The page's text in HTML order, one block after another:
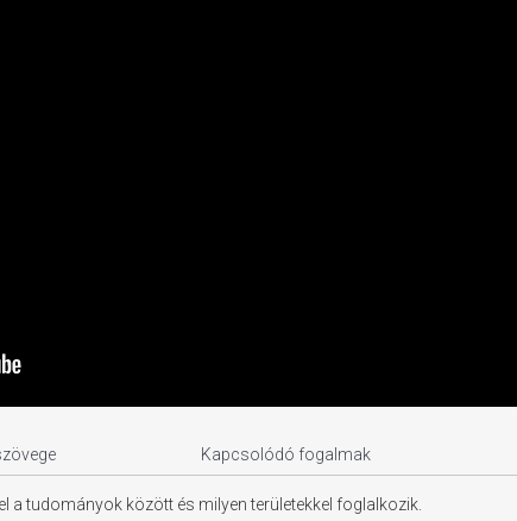
Kapcsolódó fogalmak
tudományok között és milyen területekkel foglalkozik.